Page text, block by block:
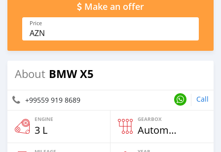
Make an offer
Price
AZN
About BMW X5
+99559 919 8689 Call
ENGINE
3 L
GEARBOX
Automatic